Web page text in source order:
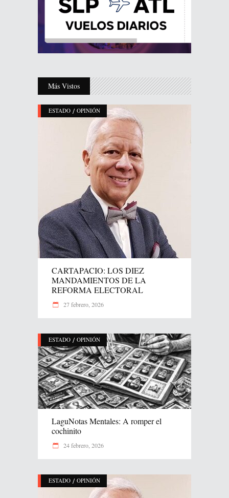
Más Vistos
ESTADO / OPINIÓN
CARTAPACIO: LOS DIEZ
MANDAMIENTOS DE LA
REFORMA ELECTORAL
27 febrero, 2026
ESTADO / OPINIÓN
LaguNotas Mentales: A romper el
cochinito
24 febrero, 2026
ESTADO / OPINIÓN